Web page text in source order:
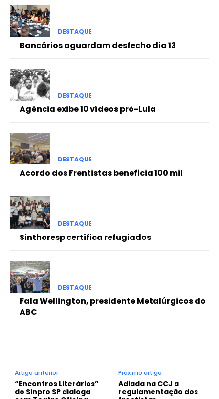
DESTAQUE
Bancários aguardam desfecho dia 13
DESTAQUE
Agência exibe 10 vídeos pró-Lula
DESTAQUE
Acordo dos Frentistas beneficia 100 mil
DESTAQUE
Sinthoresp certifica refugiados
DESTAQUE
Fala Wellington, presidente Metalúrgicos do
ABC
Artigo anterior
“Encontros Literários”
do Sinpro SP dialoga
Próximo artigo
Adiada na CCJ a
regulamentação dos